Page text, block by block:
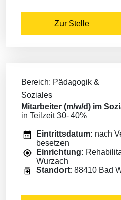
Zur Stelle
Bereich: Pädagogik &
Soziales
Mitarbeiter (m/w/d) im
in Teilzeit 30- 40%
Eintrittsdatum: nach
besetzen
Einrichtung:
Wurzach
Standort: 88410 Bad